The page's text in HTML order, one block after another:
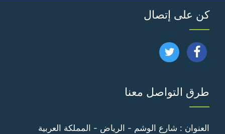
كن على إتصال
تابعنا
فيسبوك
تابعنا
طرق التواصل معنا
العنوان : شارع الوشم - الرياض - المملكة العربية